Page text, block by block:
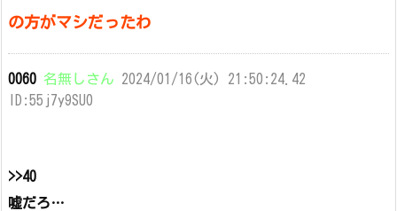
の方がマシだったわ
0060 名無しさん 2024/01/16(火) 21:50:24.42
ID:55j7y9SU0
>>40
嘘だろ…